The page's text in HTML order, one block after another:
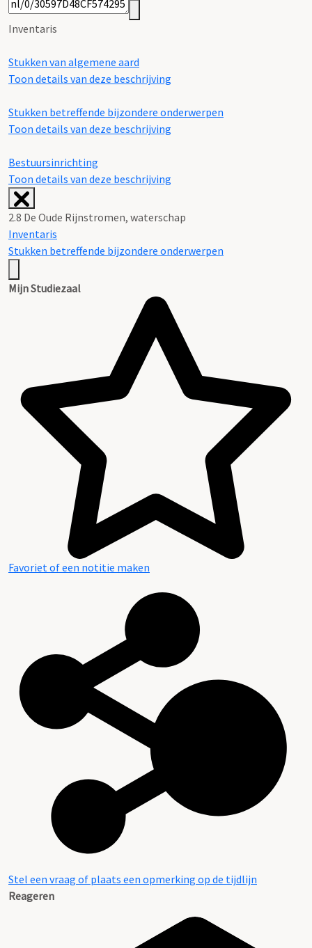
Inventaris
Stukken van algemene aard
Toon details van deze beschrijving
Stukken betreffende bijzondere onderwerpen
Toon details van deze beschrijving
Bestuursinrichting
Toon details van deze beschrijving
2.8 De Oude Rijnstromen, waterschap
Inventaris
Stukken betreffende bijzondere onderwerpen
Mijn Studiezaal
Favoriet of een notitie maken
Stel een vraag of plaats een opmerking op de tijdlijn
Reageren